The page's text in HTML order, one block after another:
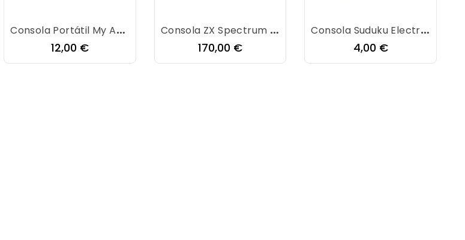
Consola Portátil My Arcade 8·BIT
Precio
12,00 €
Consola ZX Spectrum +2
Precio
170,00 €
Consola Suduku Electrónico
Precio
4,00 €